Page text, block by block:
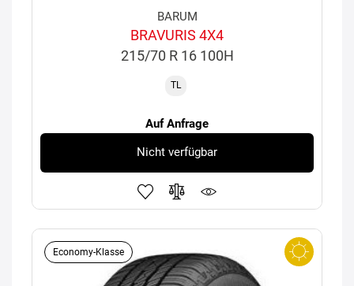
BARUM
BRAVURIS 4X4
215/70 R 16 100H
TL
Auf Anfrage
Nicht verfügbar
Economy-Klasse